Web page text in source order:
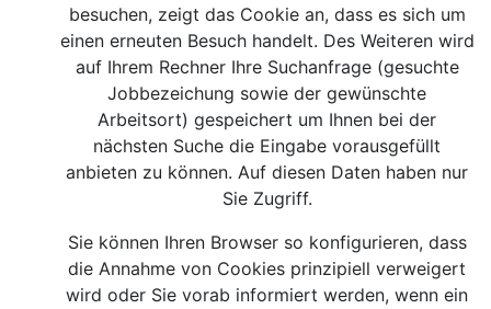
besuchen, zeigt das Cookie an, dass es sich um
einen erneuten Besuch handelt. Des Weiteren wird
auf Ihrem Rechner Ihre Suchanfrage (gesuchte
Jobbezeichung sowie der gewünschte
Arbeitsort) gespeichert um Ihnen bei der
nächsten Suche die Eingabe vorausgefüllt
anbieten zu können. Auf diesen Daten haben nur
Sie Zugriff.
Sie können Ihren Browser so konfigurieren, dass
die Annahme von Cookies prinzipiell verweigert
wird oder Sie vorab informiert werden, wenn ein